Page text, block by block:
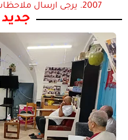
2007. يرجى ارسال ملاحظات لـ akkanet.net@gmail.com
جديد